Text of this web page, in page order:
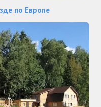
по Европе